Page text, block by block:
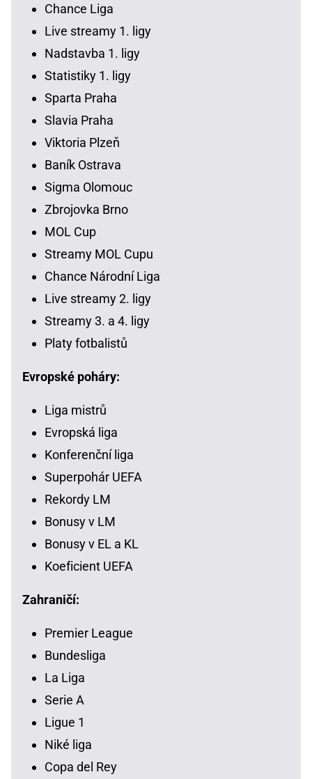
Chance Liga
Live streamy 1. ligy
Nadstavba 1. ligy
Statistiky 1. ligy
Sparta Praha
Slavia Praha
Viktoria Plzeň
Baník Ostrava
Sigma Olomouc
Zbrojovka Brno
MOL Cup
Streamy MOL Cupu
Chance Národní Liga
Live streamy 2. ligy
Streamy 3. a 4. ligy
Platy fotbalistů
Evropské poháry:
Liga mistrů
Evropská liga
Konferenční liga
Superpohár UEFA
Rekordy LM
Bonusy v LM
Bonusy v EL a KL
Koeficient UEFA
Zahraničí:
Premier League
Bundesliga
La Liga
Serie A
Ligue 1
Niké liga
Copa del Rey